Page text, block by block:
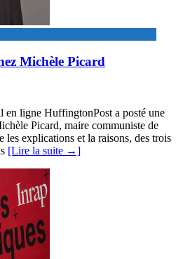
Michèle Picard
en ligne HuffingtonPost a posté une
Picard, maire communiste de
les explications et la raisons, des trois
[Lire la suite →]